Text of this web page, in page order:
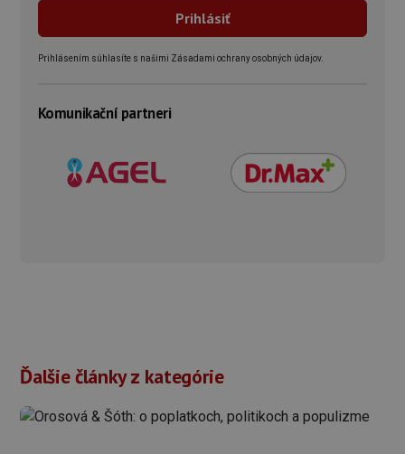
Prihlásením súhlasíte s našimi Zásadami ochrany osobných údajov.
Komunikační partneri
Ďalšie články z kategórie